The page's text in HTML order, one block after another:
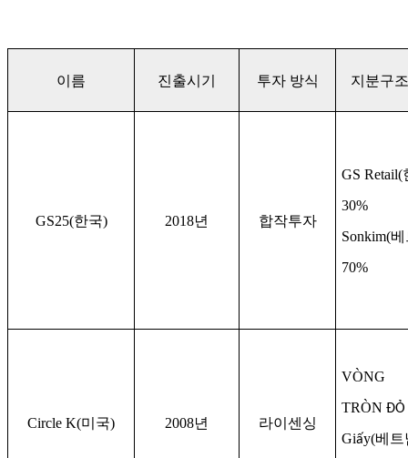
이름 진출시기 투자 방식 지분구조
GS25(한국) 2018년 합작투자
GS Retail(
30%
Sonkim(
70%
Circle K(미국) 2008년 라이센싱
VÒNG
TRÒN ĐỎ
Giấy(베트